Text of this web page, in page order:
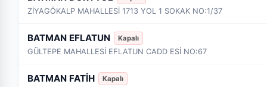
ZİYAGÖKALP MAHALLESİ 1713 YOL 1 SOKAK NO:1/37
BATMAN EFLATUN Kapalı
GÜLTEPE MAHALLESİ EFLATUN CADD ESİ NO:67
BATMAN FATİH Kapalı